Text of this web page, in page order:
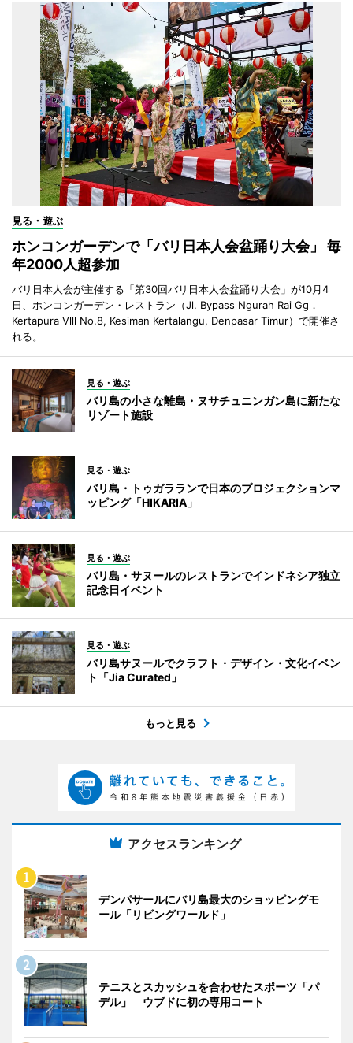
見る・遊ぶ
ホンコンガーデンで「バリ日本人会盆踊り大会」 毎
年2000人超参加
バリ日本人会が主催する「第30回バリ日本人会盆踊り大会」が10月4
日、ホンコンガーデン・レストラン（Jl. Bypass Ngurah Rai Gg．
Kertapura Vlll No.8, Kesiman Kertalangu, Denpasar Timur）で開催さ
れる。
見る・遊ぶ
バリ島の小さな離島・ヌサチュニンガン島に新たな
リゾート施設
見る・遊ぶ
バリ島・トゥガラランで日本のプロジェクションマ
ッピング「HIKARIA」
見る・遊ぶ
バリ島・サヌールのレストランでインドネシア独立
記念日イベント
見る・遊ぶ
バリ島サヌールでクラフト・デザイン・文化イベン
ト「Jia Curated」
もっと見る
アクセスランキング
デンパサールにバリ島最大のショッピングモ
ール「リビングワールド」
テニスとスカッシュを合わせたスポーツ「パ
デル」 ウブドに初の専用コート